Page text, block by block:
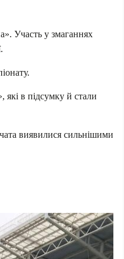
Участь у змаганнях
в підсумку й стали
виявилися сильнішими